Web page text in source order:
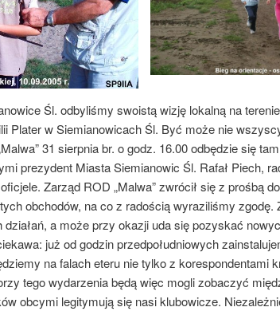
Śl. odbyliśmy swoistą wizję lokalną na
Plater w Siemianowicach Śl. Być może nie
31 sierpnia br. o godz. 16.00 odbędzie się
prezydent Miasta Siemianowic Śl. Rafał Piech,
Zarząd ROD „Malwa” zwrócił się z prośbą
obchodów, na co z radością wyraziliśmy zgodę.
a może przy okazji uda się pozyskać
już od godzin przedpołudniowych
na falach eteru nie tylko z korespondentami
tego wydarzenia będą więc mogli zobaczyć
obcymi legitymują się nasi klubowicze.